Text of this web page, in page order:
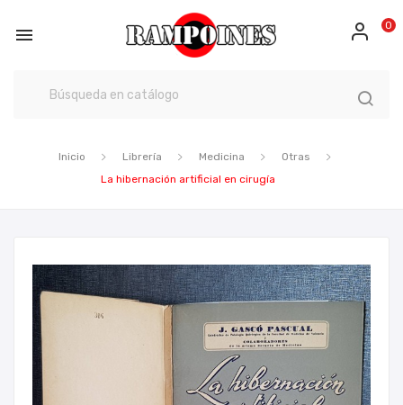
 0
Inicio Librería Medicina
Otras
La hibernación artificial en cirugía